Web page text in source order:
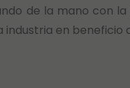
de la mano con
industria en beneficio